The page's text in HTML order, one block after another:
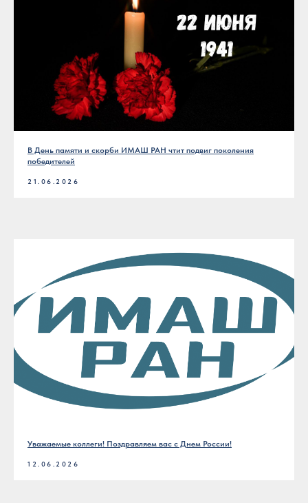
В День памяти и скорби ИМАШ РАН чтит подвиг поколения
победителей
21.06.2026
Уважаемые коллеги! Поздравляем вас с Днем России!
12.06.2026